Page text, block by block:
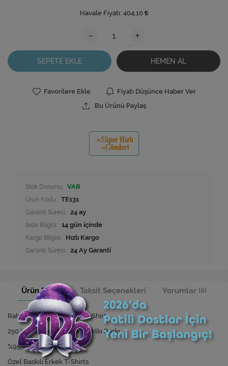
Havale Fiyatı: 404,10
- +
SEPETE EKLE HEMEN AL
Favorilere Ekle
Fiyatı Düşünce Haber Ver
Bu Ürünü Paylaş
Stok Durumu: VAR
Ürün Kodu: TE131
Garanti Süresi: 24 ay
İade Bilgisi:
Kargo Bilgisi: Hızlı Kargo
Garanti Süresi: 24 Ay Garanti
Ürün Bilgisi Taksit Seçenekleri Yorumlar (0)
Rahat Kesim Özel Baskılı T-Shirt
250 Yıkamaya Kadar Dayanıklkı Baskı
%95 Viskon %5 Elastan
Özel Baskılı Erkek T-Shirts